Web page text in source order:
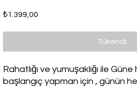
₺1.399,00
Tükendi
Rahatlığı ve yumuşaklığı ile
başlangıç yapman için , günün